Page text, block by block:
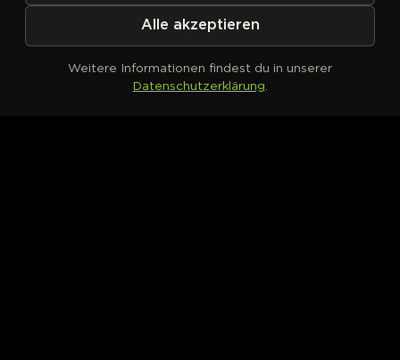
Kein Produkt definiert
Alle akzeptieren
Weitere Informationen findest du in unserer
Datenschutzerklärung